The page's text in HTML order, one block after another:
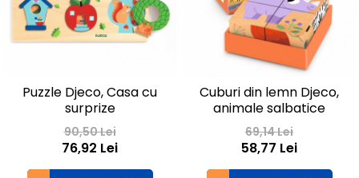
Puzzle Djeco, Casa cu
surprize
90,50 Lei
76,92 Lei
Cuburi din lemn Djeco,
animale salbatice
69,14 Lei
58,77 Lei